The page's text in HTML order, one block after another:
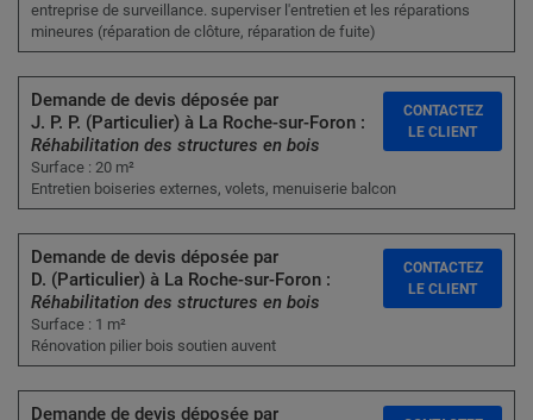
entreprise de surveillance. superviser l'entretien et les réparations
mineures (réparation de clôture, réparation de fuite)
Demande de devis déposée par
J. P. P. (Particulier) à La Roche-sur-Foron :
Réhabilitation des structures en bois
Surface : 20 m²
Entretien boiseries externes, volets, menuiserie balcon
CONTACTEZ
LE CLIENT
Demande de devis déposée par
D. (Particulier) à La Roche-sur-Foron :
Réhabilitation des structures en bois
Surface : 1 m²
Rénovation pilier bois soutien auvent
CONTACTEZ
LE CLIENT
Demande de devis déposée par